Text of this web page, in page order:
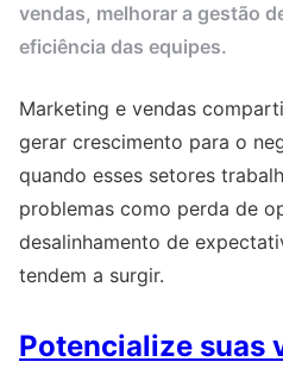
vendas, melhorar a gestão
eficiência das equipes.
Marketing e vendas
gerar crescimento para o
quando esses setores
problemas como perda de
desalinhamento de
tendem a surgir.
Potencialize suas